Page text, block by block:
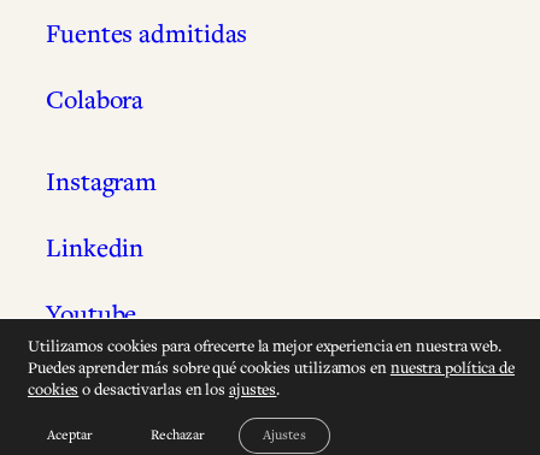
Fuentes admitidas
Colabora
Instagram
Linkedin
Youtube
Wikidata
Utilizamos cookies para ofrecerte la mejor experiencia en nuestra web.
Puedes aprender más sobre qué cookies utilizamos ennuestra política de
cookies o desactivarlas en los ajustes.
Aceptar Rechazar Ajustes